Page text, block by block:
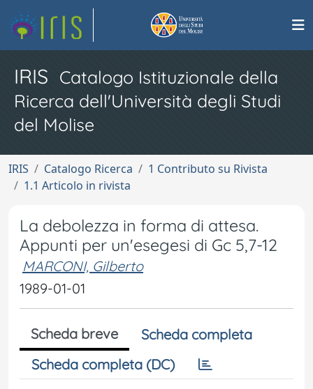
IRIS Catalogo Istituzionale della
Ricerca dell'Università degli Studi
del Molise
IRIS Catalogo Ricerca
1 Contributo su Rivista
1.1 Articolo in rivista
La debolezza in forma di attesa.
Appunti per un'esegesi di Gc 5,7-12
MARCONI, Gilberto
1989-01-01
Scheda breve
Scheda completa
Scheda completa (DC)